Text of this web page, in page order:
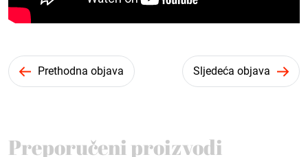
Prethodna objava Sljedeća objava
Preporučeni proizvodi